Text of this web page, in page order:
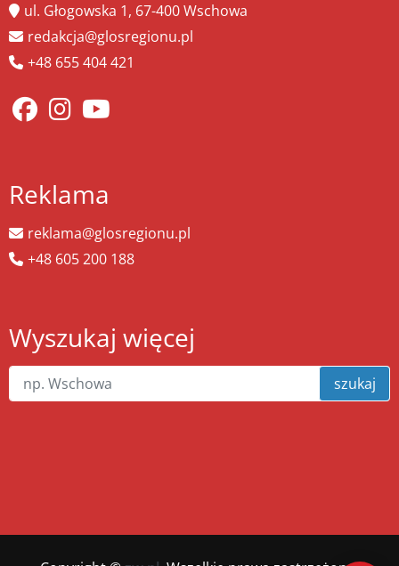
ul. Głogowska 1, 67-400 Wschowa
redakcja@glosregionu.pl
+48 655 404 421
Reklama
reklama@glosregionu.pl
+48 605 200 188
Wyszukaj więcej
szukaj